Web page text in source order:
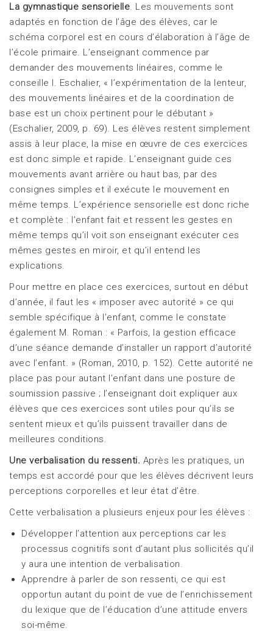
La gymnastique sensorielle. Les mouvements sont
adaptés en fonction de l’âge des élèves, car le
schéma corporel est en cours d’élaboration à l’âge de
l’école primaire. L’enseignant commence par
demander des mouvements linéaires, comme le
conseille I. Eschalier, « l’expérimentation de la lenteur,
des mouvements linéaires et de la coordination de
base est un choix pertinent pour le débutant »
(Eschalier, 2009, p. 69). Les élèves restent simplement
assis à leur place, la mise en œuvre de ces exercices
est donc simple et rapide. L’enseignant guide ces
mouvements avant arrière ou haut bas, par des
consignes simples et il exécute le mouvement en
même temps. L’expérience sensorielle est donc riche
et complète : l’enfant fait et ressent les gestes en
même temps qu’il voit son enseignant exécuter ces
mêmes gestes en miroir, et qu’il entend les
explications.
Pour mettre en place ces exercices, surtout en début
d’année, il faut les « imposer avec autorité » ce qui
semble spécifique à l’enfant, comme le constate
également M. Roman : « Parfois, la gestion efficace
d’une séance demande d’installer un rapport d’autorité
avec l’enfant. » (Roman, 2010, p. 152). Cette autorité ne
place pas pour autant l’enfant dans une posture de
soumission passive ; l’enseignant doit expliquer aux
élèves que ces exercices sont utiles pour qu’ils se
sentent mieux et qu’ils puissent travailler dans de
meilleures conditions.
Une verbalisation du ressenti. Après les pratiques, un
temps est accordé pour que les élèves décrivent leurs
perceptions corporelles et leur état d’être.
Cette verbalisation a plusieurs enjeux pour les élèves :
Développer l’attention aux perceptions car les
processus cognitifs sont d’autant plus sollicités qu’il
y aura une intention de verbalisation.
Apprendre à parler de son ressenti, ce qui est
opportun autant du point de vue de l’enrichissement
du lexique que de l’éducation d’une attitude envers
soi-même.